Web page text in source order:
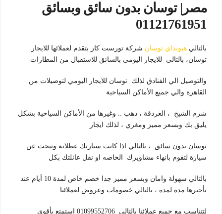
مصر| توسان بدون سائق وبسائق
01121761951
بالتالي هيونداي توسان شركة تورست كار بتقدم لعملائها للايجار
توسان، بالتالي للايجار اليومي بالسائق للاستقبال من المطارات
والتوصيل الي الفنادق لذلك توسان للايجار اليومي لتوصيلات من
القاهرة والي جميع الأماكن السياحية
شرم الشيخ ، الغردقة ، دهب .. وغيرها من الأماكن السياحية بشكل
يليق بك وبسعر مميز ومغري ، لذلك ايجار
توسان بدون سائق ، بالتالي اذا كانت سيارتك عطلانة وتبحث عن
سيارة لتقوم بانهاء مشاويرك الخاصه او نقل عائلتك بكل
بالتالي سهولة وامان وبسعر مميز جدا خصم خاص لمدة 10 أيام عند
تأجيرها مدة لمده ، بالتالي خصومات وعروض لعملائنا
لتتناسب مع جميع عملائنا بالتالي 01099552706 استمتع بأقوي